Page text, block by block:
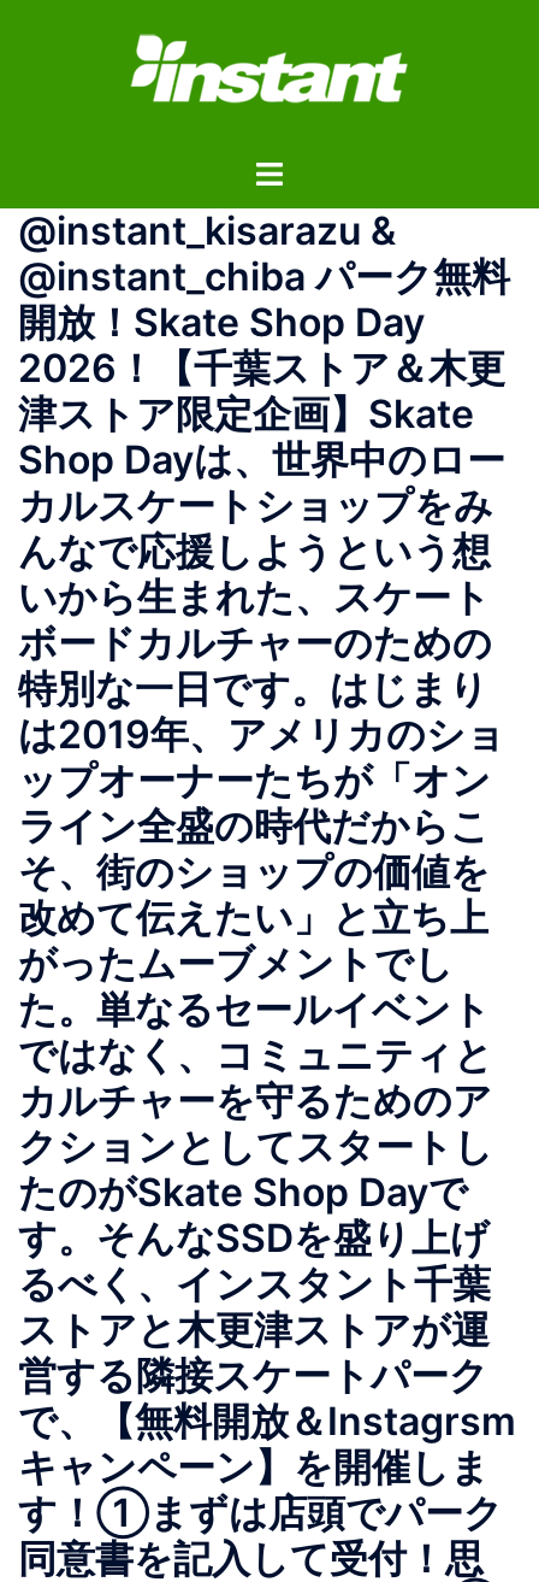
ス
ト
ル
メ
ニ
ュ
ー
@instant_kisarazu &
@instant_chiba パーク無料
開放！Skate Shop Day
2026！【千葉ストア＆木更
津ストア限定企画】Skate
Shop Dayは、世界中のロー
カルスケートショップをみ
んなで応援しようという想
いから生まれた、スケート
ボードカルチャーのための
特別な一日です。はじまり
は2019年、アメリカのショ
ップオーナーたちが「オン
ライン全盛の時代だからこ
そ、街のショップの価値を
改めて伝えたい」と立ち上
がったムーブメントでし
た。単なるセールイベント
ではなく、コミュニティと
カルチャーを守るためのア
クションとしてスタートし
たのがSkate Shop Dayで
す。そんなSSDを盛り上げ
るべく、インスタント千葉
ストアと木更津ストアが運
営する隣接スケートパーク
で、【無料開放＆Instagrsm
キャンペーン】を開催しま
す！①まずは店頭でパーク
同意書を記入して受付！思